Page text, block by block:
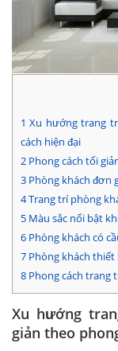
1 Xu hướng trang
cách hiện đại
2 Phong cách tối
3 Phòng khách đơn
4Trang trí phòng
5 Màu sắc nổi bật
6 Phòng khách có
7 Phòng khách thiết
8 Phong cách trang
Xu hướng
giản theo